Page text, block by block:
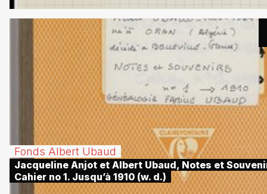
Fonds Albert Ubaud
Jacqueline Anjot et Albert Ubaud, Notes et
Cahier no 1. Jusqu’à 1910 (w. d.)